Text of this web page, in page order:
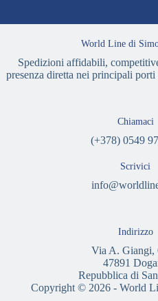
World Line di
Spedizioni affidabili,
presenza diretta nei principali
Chiamaci
(+378) 0549
Scrivici
Indirizzo
Via A. Giangi,
47891
Repubblica di
Copyright © 2026 - World